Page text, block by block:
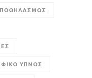
ΥΠΝΟΣ